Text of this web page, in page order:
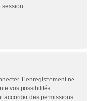
session
L’enregistrement ne
vos possibilités.
accorder des permissions